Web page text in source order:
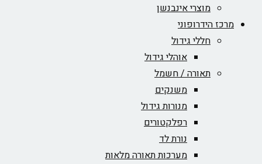
מוצרי אינבנשן
מרכז הידרופוני
חללי גידול
אוהלי גידול
תאורה / חשמל
משנקים
מנורות גידול
רפלקטורים
נורת לד
מערכות תאורה מלאות